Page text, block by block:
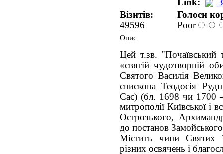
Link:
Візитів:
49596
Голоси
Poor
Опис
Цей т.зв.
«святій чудотворній
Святого Василія
єпископа Теодосія
Сас) (бл. 1698 чи 1700
митрополії Київської і
Острозького,
до постанов
Містить чини Святих
різних освячень і